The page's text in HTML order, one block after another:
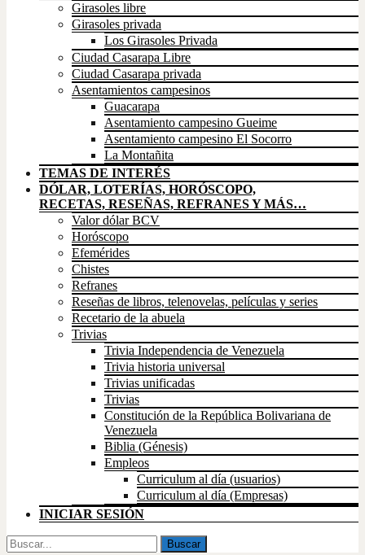
Girasoles libre
Girasoles privada
Los Girasoles Privada
Ciudad Casarapa Libre
Ciudad Casarapa privada
Asentamientos campesinos
Guacarapa
Asentamiento campesino Gueime
Asentamiento campesino El Socorro
La Montañita
TEMAS DE INTERÉS
DÓLAR, LOTERÍAS, HORÓSCOPO,
RECETAS, RESEÑAS, REFRANES Y MÁS…
Valor dólar BCV
Horóscopo
Efemérides
Chistes
Refranes
Reseñas de libros, telenovelas, películas y series
Recetario de la abuela
Trivias
Trivia Independencia de Venezuela
Trivia historia universal
Trivias unificadas
Trivias
Constitución de la República Bolivariana de
Venezuela
Biblia (Génesis)
Empleos
Curriculum al día (usuarios)
Curriculum al día (Empresas)
INICIAR SESIÓN
Buscar